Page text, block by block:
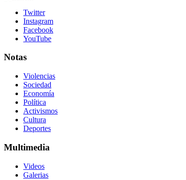
Twitter
Instagram
Facebook
YouTube
Notas
Violencias
Sociedad
Economía
Política
Activismos
Cultura
Deportes
Multimedia
Videos
Galerias